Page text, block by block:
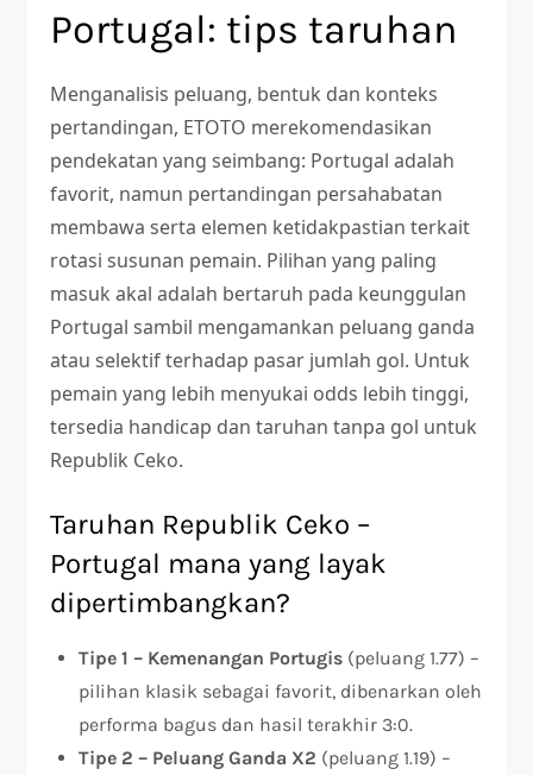
Portugal: tips taruhan
Menganalisis peluang, bentuk dan konteks
pertandingan, ETOTO merekomendasikan
pendekatan yang seimbang: Portugal adalah
favorit, namun pertandingan persahabatan
membawa serta elemen ketidakpastian terkait
rotasi susunan pemain. Pilihan yang paling
masuk akal adalah bertaruh pada keunggulan
Portugal sambil mengamankan peluang ganda
atau selektif terhadap pasar jumlah gol. Untuk
pemain yang lebih menyukai odds lebih tinggi,
tersedia handicap dan taruhan tanpa gol untuk
Republik Ceko.
Taruhan Republik Ceko –
Portugal mana yang layak
dipertimbangkan?
Tipe 1 – Kemenangan Portugis (peluang 1.77) –
pilihan klasik sebagai favorit, dibenarkan oleh
performa bagus dan hasil terakhir 3:0.
Tipe 2 – Peluang Ganda X2 (peluang 1.19) –